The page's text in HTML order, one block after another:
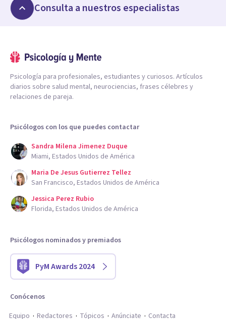
Consulta a nuestros especialistas
Psicología para profesionales, estudiantes y curiosos. Artículos
diarios sobre salud mental, neurociencias, frases célebres y
relaciones de pareja.
Psicólogos con los que puedes contactar
Sandra Milena Jimenez Duque
Miami, Estados Unidos de América
Maria De Jesus Gutierrez Tellez
San Francisco, Estados Unidos de América
Jessica Perez Rubio
Florida, Estados Unidos de América
Psicólogos nominados y premiados
PyM Awards 2024
Conócenos
Equipo
Redactores Tópicos Anúnciate Contacta